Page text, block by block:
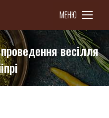
МЕНЮ
весілля
are here: